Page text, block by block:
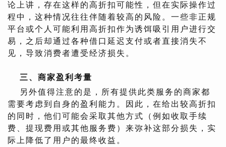
论上讲，存在这样的高折扣可能性，但在实际操作过
程中，这种情况往往伴随着较高的风险。一些非正规
平台或个人可能利用高折扣作为诱饵吸引用户进行交
易，之后却通过各种借口延迟支付或者直接消失不
见，导致消费者遭受经济损失。
三、商家盈利考量
另外值得注意的是，所有提供此类服务的商家都
需要考虑到自身的盈利能力。因此，在给出较高折扣
的同时，他们可能会采取其他方式（例如收取手续
费、提现费用或其他服务费）来弥补这部分损失，实
际上降低了用户的最终收益。